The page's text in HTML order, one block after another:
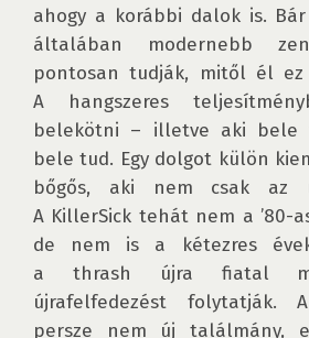
ahogy a korábbi dalok is.
általában modernebb
pontosan tudják, mitől él ez
A hangszeres
belekötni – illetve aki bele
bele tud. Egy dolgot külön
bőgős, aki nem csak az
A KillerSick tehát nem a ’80-
de nem is a kétezres
a thrash újra fiatal
újrafelfedezést folytatják.
persze nem új találmány,